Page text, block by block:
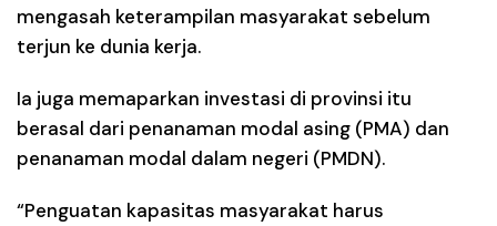
mengasah keterampilan masyarakat sebelum
terjun ke dunia kerja.
Ia juga memaparkan investasi di provinsi itu
berasal dari penanaman modal asing (PMA) dan
penanaman modal dalam negeri (PMDN).
“Penguatan kapasitas masyarakat harus